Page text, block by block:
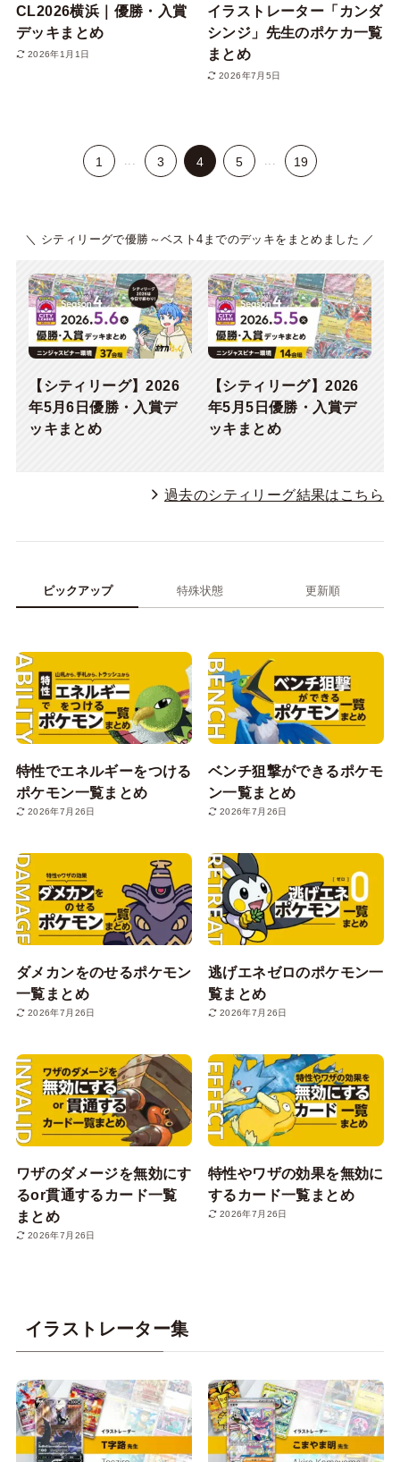
CL2026横浜｜優勝・入賞
デッキまとめ
2026年1月1日
イラストレーター「カンダ
シンジ」先生のポケカ一覧
まとめ
2026年7月5日
1 ... 3 4 5 ... 19
＼ シティリーグで優勝～ベスト4までのデッキをまとめました ／
【シティリーグ】2026
年5月6日優勝・入賞デ
ッキまとめ
【シティリーグ】2026
年5月5日優勝・入賞デ
ッキまとめ
過去のシティリーグ結果はこちら
ピックアップ 特殊状態 更新順
特性でエネルギーをつける
ポケモン一覧まとめ
2026年7月26日
ベンチ狙撃ができるポケモ
ン一覧まとめ
2026年7月26日
ダメカンをのせるポケモン
一覧まとめ
2026年7月26日
逃げエネゼロのポケモン一
覧まとめ
2026年7月26日
ワザのダメージを無効にす
るor貫通するカード一覧
まとめ
2026年7月26日
特性やワザの効果を無効に
するカード一覧まとめ
2026年7月26日
イラストレーター集